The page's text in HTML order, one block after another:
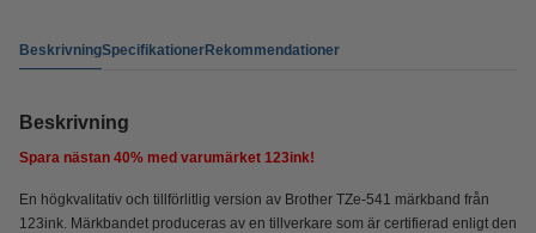
BeskrivningSpecifikationerRekommendationer
Beskrivning
Spara nästan 40% med varumärket 123ink!
En högkvalitativ och tillförlitlig version av Brother TZe-541 märkband från
123ink. Märkbandet produceras av en tillverkare som är certifierad enligt den